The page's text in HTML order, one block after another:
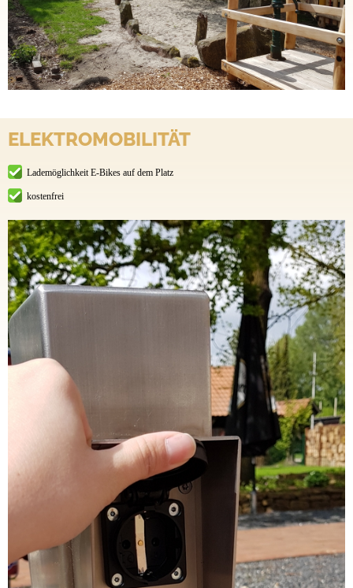
ELEKTROMOBILITÄT
Lademöglichkeit E-Bikes auf dem Platz
kostenfrei